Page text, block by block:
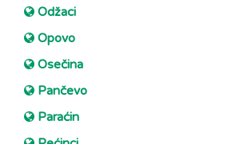
Odžaci
Opovo
Osečina
Pančevo
Paraćin